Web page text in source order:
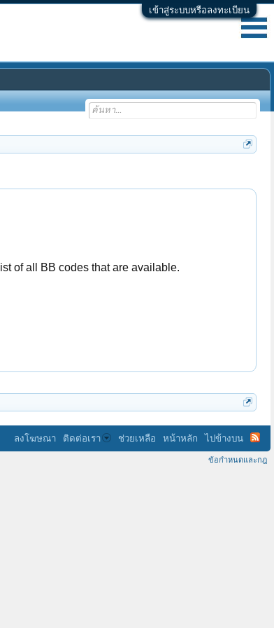
เข้าสู่ระบบหรือลงทะเบียน
of all BB codes that are available.
ลงโฆษณา ติดต่อเรา ช่วยเหลือ หน้าหลัก ไปข้างบน
ข้อกำหนดและกฎ